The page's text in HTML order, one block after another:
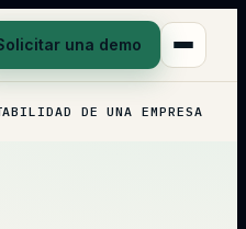
una demo
DE UNA EMPRESA